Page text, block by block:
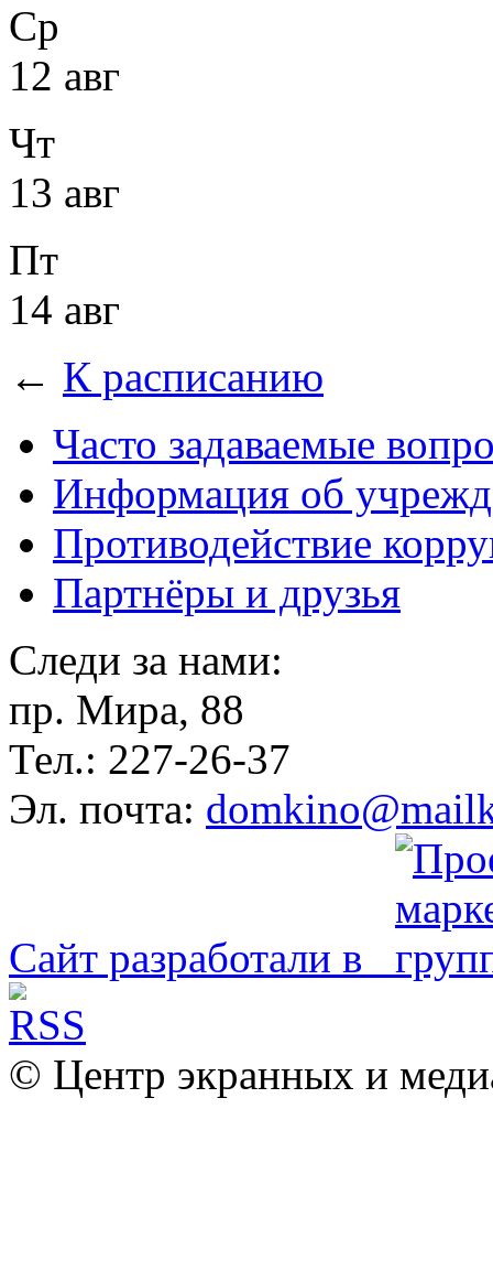
Ср
12 авг
Чт
13 авг
Пт
14 авг
← К расписанию
Часто задаваемые
Информация об
Противодействие
Партнёры и друзья
Следи за нами:
пр. Мира, 88
Тел.: 227-26-37
Эл. почта:
Сайт разработали в
© Центр экранных и